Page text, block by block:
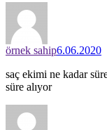
örnek sahip6.06.2020
saç ekimi ne kadar
süre alıyor